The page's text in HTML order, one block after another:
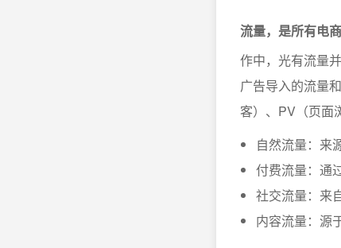
流量，是所有电
作中，光有流量
广告导入的流量
客）、PV（页面
自然流量：来
付费流量：通
社交流量：来
内容流量：源